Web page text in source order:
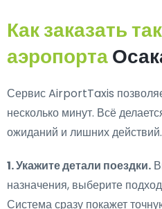
Как заказать
аэропорта
Сервис AirportTaxis
несколько минут. Всё
ожиданий и лишних действий.
1. Укажите детали поездки.
назначения, выберите
Система сразу покажет